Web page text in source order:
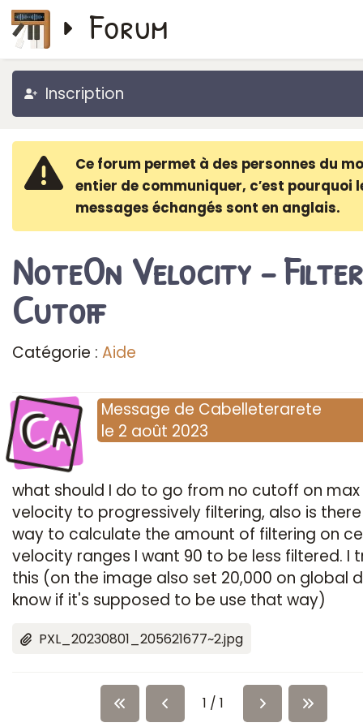
Forum
Inscription
Ce forum permet à des personnes du
entier de communiquer, c′est pourquoi
messages échangés sont en anglais.
NoteOn Velocity - Filter
Cutoff
Catégorie : Aide
Ca Message de Cabelleterarete
le 2 août 2023
what should I do to go from no cutoff on max
velocity to progressively filtering, also is
way to calculate the amount of filtering on
velocity ranges I want 90 to be less filtered. I
this (on the image also set 20,000 on global
know if it's supposed to be use that way)
PXL_20230801_205621677~2.jpg
1 / 1